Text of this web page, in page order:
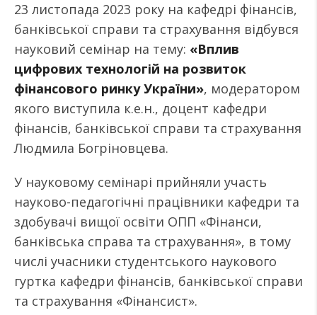
23 листопада 2023 року на кафедрі фінансів,
банківської справи та страхування відбувся
науковий семінар на тему: «Вплив
цифрових технологій на розвиток
фінансового ринку України», модератором
якого виступила к.е.н., доцент кафедри
фінансів, банківської справи та страхування
Людмила Богріновцева.
У науковому семінарі прийняли участь
науково-педагогічні працівники кафедри та
здобувачі вищої освіти ОПП «Фінанси,
банківська справа та страхування», в тому
числі учасники студентського наукового
гуртка кафедри фінансів, банківської справи
та страхування «Фінансист».